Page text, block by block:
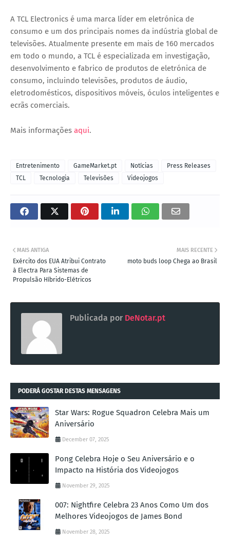
A TCL Electronics é uma marca líder em eletrónica de
consumo e um dos principais nomes da indústria global de
televisões. Atualmente presente em mais de 160 mercados
em todo o mundo, a TCL é especializada em investigação,
desenvolvimento e fabrico de produtos de eletrónica de
consumo, incluindo televisões, produtos de áudio,
eletrodomésticos, dispositivos móveis, óculos inteligentes e
ecrãs comerciais.
Mais informações aqui.
Entretenimento GameMarket.pt Notícias
Press Releases
TCL
Tecnologia Televisões Videojogos
MAIS RECENTE
moto buds loop Chega ao Brasil
MAIS ANTIGA
Exército dos EUA Atribui Contrato
à Electra Para Sistemas de
Propulsão Híbrido-Elétricos
Publicada por DeNotar.pt
PODERÁ GOSTAR DESTAS MENSAGENS
Star Wars: Rogue Squadron Celebra Mais um
Aniversário
December 07, 2025
Pong Celebra Hoje o Seu Aniversário e o
Impacto na História dos Videojogos
November 29, 2025
007: Nightfire Celebra 23 Anos Como Um dos
Melhores Videojogos de James Bond
November 28, 2025